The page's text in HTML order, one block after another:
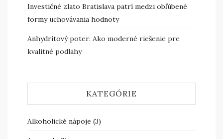
Investičné zlato Bratislava patrí medzi obľúbené
formy uchovávania hodnoty
Anhydritový poter: Ako moderné riešenie pre
kvalitné podlahy
KATEGÓRIE
Alkoholické nápoje (3)